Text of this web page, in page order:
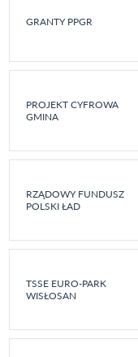
GRANTY PPGR
PROJEKT CYFROWA
GMINA
RZĄDOWY FUNDUSZ
POLSKI ŁAD
TSSE EURO-PARK
WISŁOSAN